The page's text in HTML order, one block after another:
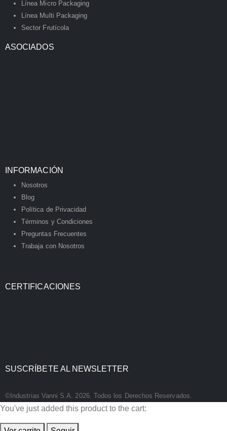
Línea Micro Packaging
Línea Multi Packaging
Sector Frutícola
ASOCIADOS
INFORMACIÓN
Nosotros
Blog
Política de Privacidad
Términos y Condiciones
Preguntas Frecuentes
Trabaja con Nosotros
CERTIFICACIONES
SUSCRÍBETE AL NEWSLETTER
©Industrias Vanni S.A. 2026. Todos los Derechos Reservados.
You've just added this product to the cart: